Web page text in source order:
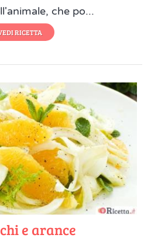
che po...
RICETTA
e arance